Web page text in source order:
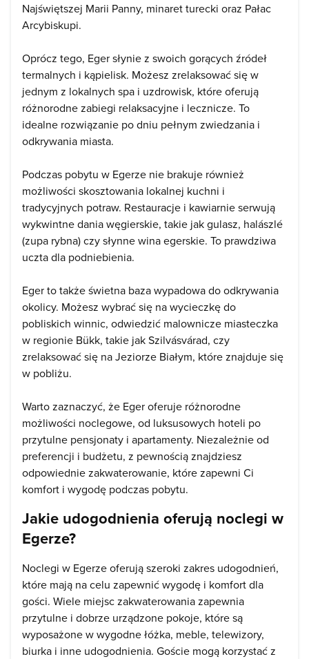
Najświętszej Marii Panny, minaret turecki oraz Pałac
Arcybiskupi.
Oprócz tego, Eger słynie z swoich gorących źródeł
termalnych i kąpielisk. Możesz zrelaksować się w
jednym z lokalnych spa i uzdrowisk, które oferują
różnorodne zabiegi relaksacyjne i lecznicze. To
idealne rozwiązanie po dniu pełnym zwiedzania i
odkrywania miasta.
Podczas pobytu w Egerze nie brakuje również
możliwości skosztowania lokalnej kuchni i
tradycyjnych potraw. Restauracje i kawiarnie serwują
wykwintne dania węgierskie, takie jak gulasz, halászlé
(zupa rybna) czy słynne wina egerskie. To prawdziwa
uczta dla podniebienia.
Eger to także świetna baza wypadowa do odkrywania
okolicy. Możesz wybrać się na wycieczkę do
pobliskich winnic, odwiedzić malownicze miasteczka
w regionie Bükk, takie jak Szilvásvárad, czy
zrelaksować się na Jeziorze Białym, które znajduje się
w pobliżu.
Warto zaznaczyć, że Eger oferuje różnorodne
możliwości noclegowe, od luksusowych hoteli po
przytulne pensjonaty i apartamenty. Niezależnie od
preferencji i budżetu, z pewnością znajdziesz
odpowiednie zakwaterowanie, które zapewni Ci
komfort i wygodę podczas pobytu.
Jakie udogodnienia oferują noclegi w
Egerze?
Noclegi w Egerze oferują szeroki zakres udogodnień,
które mają na celu zapewnić wygodę i komfort dla
gości. Wiele miejsc zakwaterowania zapewnia
przytulne i dobrze urządzone pokoje, które są
wyposażone w wygodne łóżka, meble, telewizory,
biurka i inne udogodnienia. Goście mogą korzystać z